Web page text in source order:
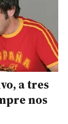
a tres
nos